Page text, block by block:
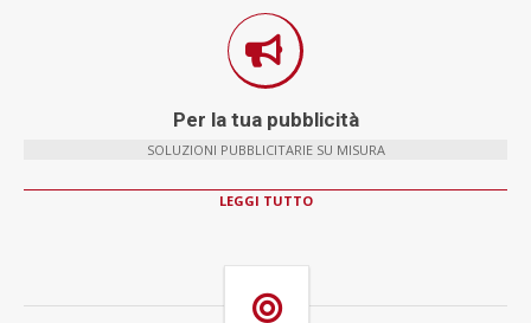
Per la tua pubblicità
SOLUZIONI PUBBLICITARIE SU MISURA
LEGGI TUTTO